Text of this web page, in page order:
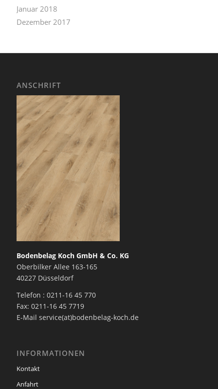
Januar 2018
Dezember 2017
ANSCHRIFT
Bodenbelag Koch GmbH & Co. KG
Oberbilker Allee 163-165
40227 Düsseldorf
Telefon : 0211-16 45 770
Fax: 0211-16 45 7719
E-Mail service(at)bodenbelag-koch.de
INFORMATIONEN
Kontakt
Anfahrt